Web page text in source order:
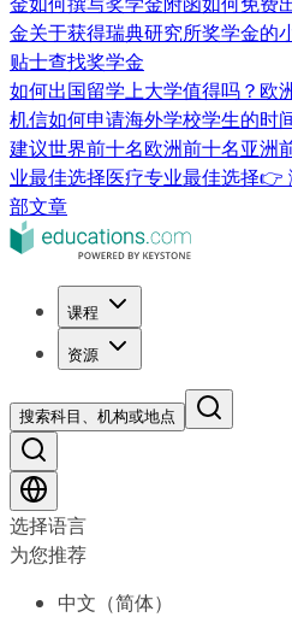
金关于获得瑞典研究所奖学金的
贴士查找奖学金
如何出国留学上大学值得吗？ 欧
机信如何申请海外学校学生的时
建议世界前十名欧洲前十名亚洲
业最佳选择医疗专业最佳选择👉
部文章
课程
资源
搜索科目、机构或地点
选择语言
为您推荐
中文（简体）